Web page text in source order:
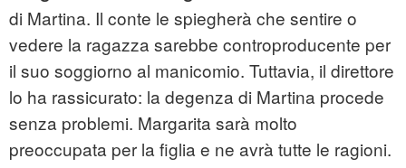
di Martina. Il conte le spiegherà che sentire o
vedere la ragazza sarebbe controproducente per
il suo soggiorno al manicomio. Tuttavia, il direttore
lo ha rassicurato: la degenza di Martina procede
senza problemi. Margarita sarà molto
preoccupata per la figlia e ne avrà tutte le ragioni.